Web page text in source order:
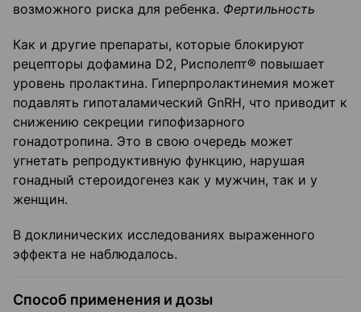
возможного риска для ребенка. Фертильность
Как и другие препараты, которые блокируют
рецепторы дофамина D2, Рисполепт® повышает
уровень пролактина. Гиперпролактинемия может
подавлять гипоталамический GnRH, что приводит к
снижению секреции гипофизарного
гонадотропина. Это в свою очередь может
угнетать репродуктивную функцию, нарушая
гонадный стероидогенез как у мужчин, так и у
женщин.
В доклинических исследованиях выраженного
эффекта не наблюдалось.
Способ применения и дозы